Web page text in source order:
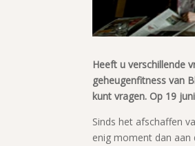
Heeft u verschillende
geheugenfitness van
kunt vragen. Op 19
Sinds het afschaffen
enig moment dan aan